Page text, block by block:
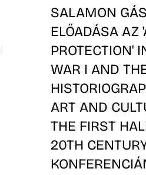
SALAMON
ELŐADÁSA AZ
PROTECTION'
WAR I AND
ART AND
THE FIRST
20TH